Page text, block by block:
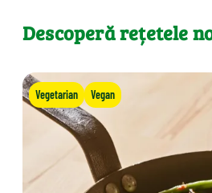
Descoperă rețetele
Vegetarian Vegan